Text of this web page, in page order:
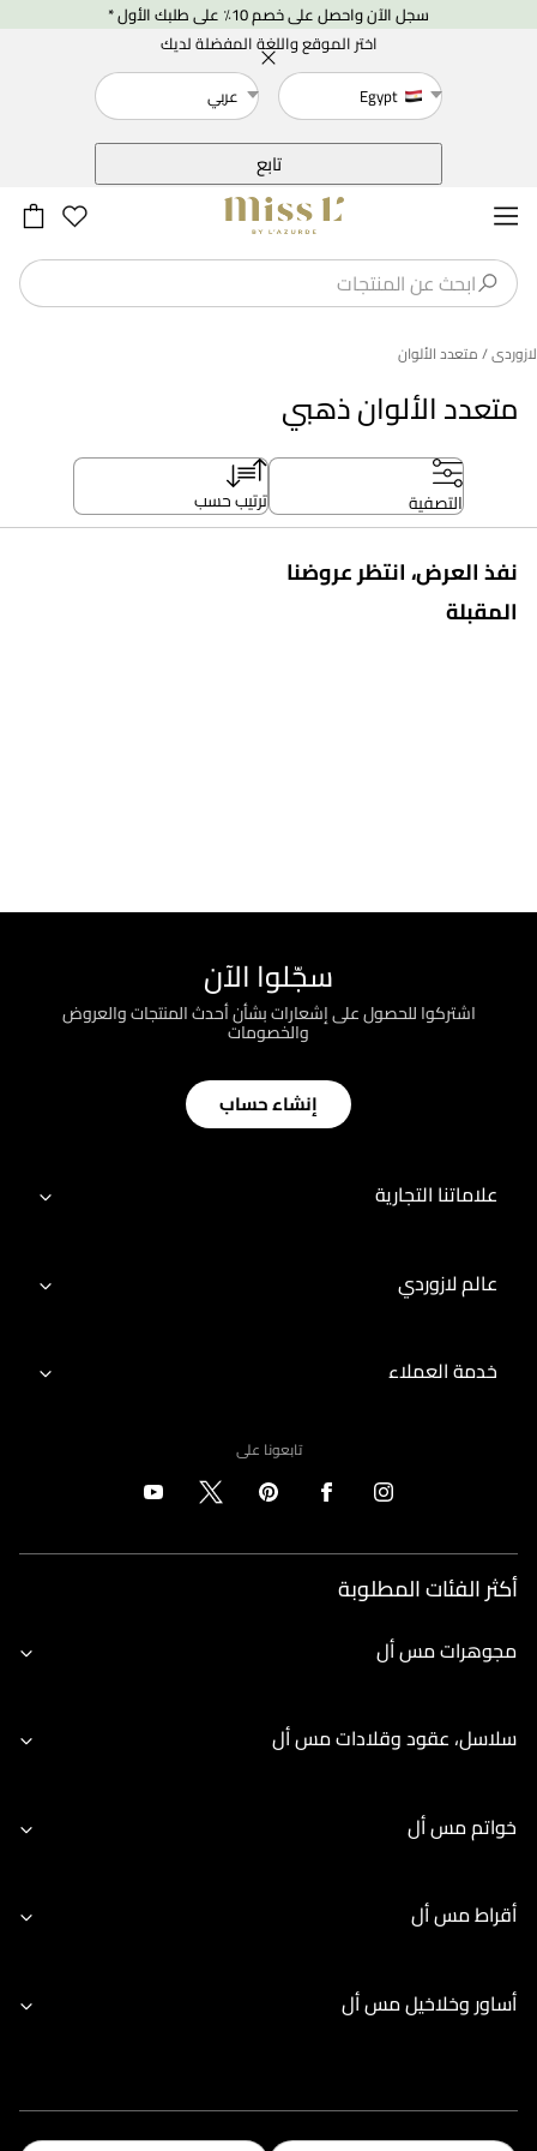
سجل الآن واحصل على خصم 10٪ على طلبك الأول *
اختر الموقع واللغة المفضلة لديك
Egypt
عربي
تابع
متعدد الألوان ذهبي
لازوردى/ متعدد الألوان
التصفية ترتيب حسب
نفذ العرض، انتظر عروضنا
المقبلة
سجّلوا الآن
اشتركوا للحصول على إشعارات بشأن أحدث المنتجات والعروض
والخصومات
إنشاء حساب
علاماتنا التجارية
عالم لازوردي
خدمة العملاء
تابعونا على
أكثر الفئات المطلوبة
مجوهرات مس أل
سلاسل، عقود وقلادات مس أل
خواتم مس أل
أقراط مس أل
أساور وخلاخيل مس أل